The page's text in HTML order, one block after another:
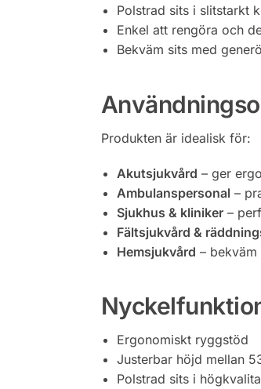
Polstrad sits i slitstarkt
Enkel att rengöra och
Bekväm sits med
Produkten är idealisk för:
Akutsjukvård – ger
Ambulanspersonal –
Sjukhus & kliniker–
Fältsjukvård &
Hemsjukvård –
Ergonomiskt ryggstöd
Justerbar höjd mellan
Polstrad sits i